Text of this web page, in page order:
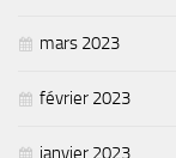
mars 2023
février 2023
janvier 2023